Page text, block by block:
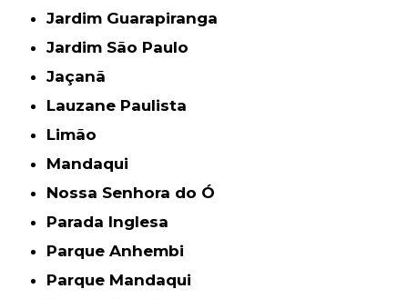
Jardim Guarapiranga
Jardim São Paulo
Jaçanã
Lauzane Paulista
Limão
Mandaqui
Nossa Senhora do Ó
Parada Inglesa
Parque Anhembi
Parque Mandaqui